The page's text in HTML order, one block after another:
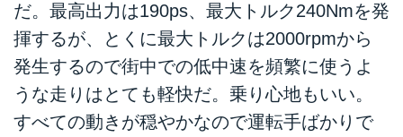
だ。最高出力は190ps、最大トルク240Nmを発
揮するが、とくに最大トルクは2000rpmから
発生するので街中での低中速を頻繁に使うよ
うな走りはとても軽快だ。乗り心地もいい。
すべての動きが穏やかなので運転手ばかりで